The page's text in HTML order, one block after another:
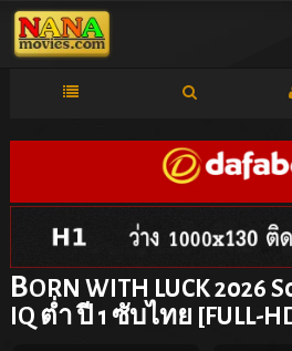
BORN WITH LUCK 2026
IQ ต่ำ ปี 1 ซับไทย [FULL-